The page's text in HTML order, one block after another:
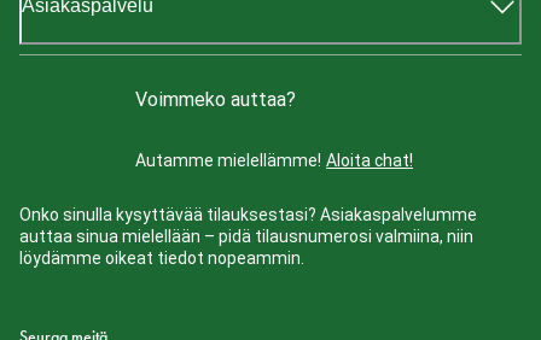
Asiakaspalvelu
Voimmeko auttaa?
Autamme mielellämme! Aloita chat!
Onko sinulla kysyttävää tilauksestasi? Asiakaspalvelumme
auttaa sinua mielellään – pidä tilausnumerosi valmiina, niin
löydämme oikeat tiedot nopeammin.